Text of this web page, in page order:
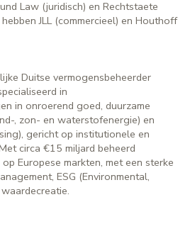
Law (juridisch) en Rechtstaete
JLL (commercieel) en Houthoff
Duitse vermogensbeheerder
in
in onroerend goed, duurzame
, zon- en waterstofenergie) en
gericht op institutionele en
circa €15 miljard beheerd
Europese markten, met een sterke
ESG (Environmental,